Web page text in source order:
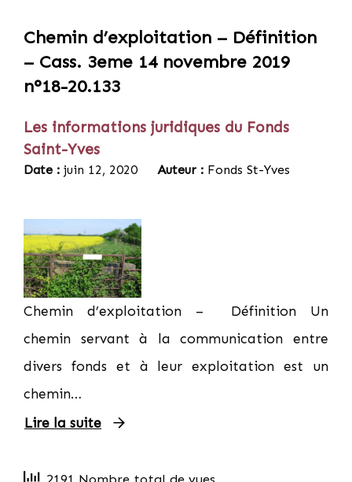
Chemin d’exploitation – Définition
– Cass. 3eme 14 novembre 2019
n°18-20.133
Les informations juridiques du Fonds
Saint-Yves
Date : juin 12, 2020 Auteur : Fonds St-Yves
Chemin d’exploitation – Définition Un
chemin servant à la communication entre
divers fonds et à leur exploitation est un
chemin…
Lire la suite